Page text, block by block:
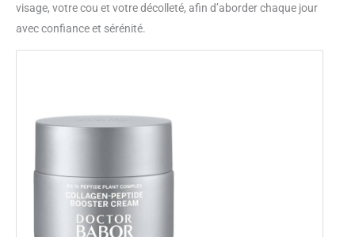
visage, votre cou et votre décolleté, afin d’aborder chaque jour
avec confiance et sérénité.